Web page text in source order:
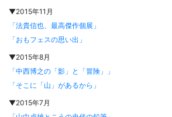
▼2015年11月
「法貴信也、最高傑作個展」
「おもフェスの思い出」
▼2015年8月
「中西博之の「影」と「冒険」」
「そこに「山」があるから」
▼2015年7月